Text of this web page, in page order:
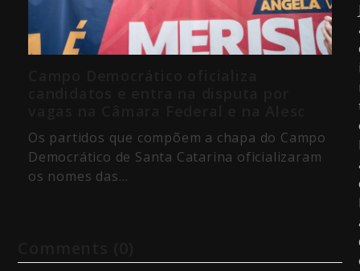
Os partidos que compõem a chapa do Campo
Democrático de Santa Catarina oficializaram
os nomes das…